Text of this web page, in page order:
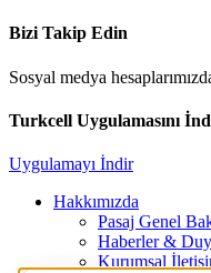
Bizi Takip Edin
Sosyal medya
Turkcell Uygulamasını
Uygulamayı İndir
Hakkımızda
Pasaj Genel
Haberler &
Kurumsal